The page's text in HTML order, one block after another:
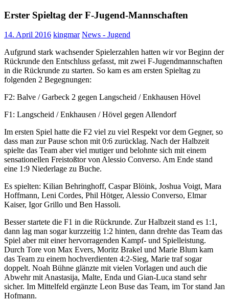
Erster Spieltag der F-Jugend-Mannschaften
14. April 2016 kingmar News - Jugend
Aufgrund stark wachsender Spielerzahlen hatten wir vor Beginn der
Rückrunde den Entschluss gefasst, mit zwei F-Jugendmannschaften
in die Rückrunde zu starten. So kam es am ersten Spieltag zu
folgenden 2 Begegnungen:
F2: Balve / Garbeck 2 gegen Langscheid / Enkhausen Hövel
F1: Langscheid / Enkhausen / Hövel gegen Allendorf
Im ersten Spiel hatte die F2 viel zu viel Respekt vor dem Gegner, so
dass man zur Pause schon mit 0:6 zurücklag. Nach der Halbzeit
spielte das Team aber viel mutiger und belohnte sich mit einem
sensationellen Freistoßtor von Alessio Converso. Am Ende stand
eine 1:9 Niederlage zu Buche.
Es spielten: Kilian Behringhoff, Caspar Blöink, Joshua Voigt, Mara
Hoffmann, Leni Cordes, Phil Hötger, Alessio Converso, Elmar
Kaiser, Igor Grillo und Ben Hassoli.
Besser startete die F1 in die Rückrunde. Zur Halbzeit stand es 1:1,
dann lag man sogar kurzzeitig 1:2 hinten, dann drehte das Team das
Spiel aber mit einer hervorragenden Kampf- und Spielleistung.
Durch Tore von Max Evers, Moritz Brakel und Marie Blum kam
das Team zu einem hochverdienten 4:2-Sieg, Marie traf sogar
doppelt. Noah Bühne glänzte mit vielen Vorlagen und auch die
Abwehr mit Anastasija, Malte, Enda und Gian-Luca stand sehr
sicher. Im Mittelfeld ergänzte Leon Buse das Team, im Tor stand Jan
Hofmann.